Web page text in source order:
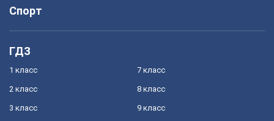
Спорт
ГДЗ
1 класс
2 класс
3 класс
7 класс
8 класс
9 класс